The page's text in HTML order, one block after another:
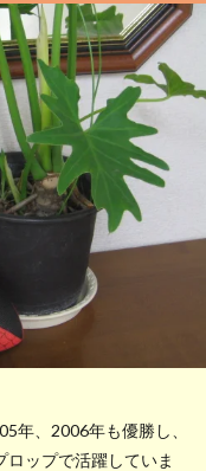
年、2006年も優勝し、
ップで活躍していま